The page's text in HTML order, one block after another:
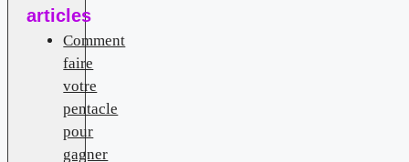
articles
Comment
faire
votre
pentacle
pour
gagner